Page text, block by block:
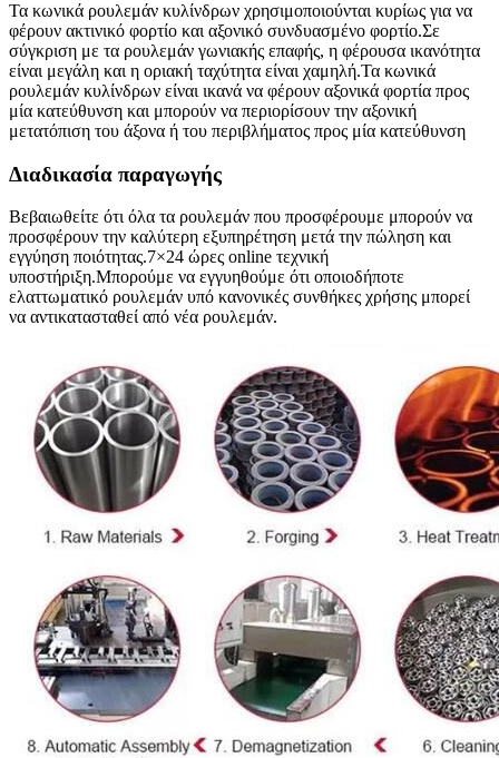
Τα κωνικά ρουλεμάν κυλίνδρων χρησιμοποιούνται κυρίως για να
φέρουν ακτινικό φορτίο και αξονικό συνδυασμένο φορτίο.Σε
σύγκριση με τα ρουλεμάν γωνιακής επαφής, η φέρουσα ικανότητα
είναι μεγάλη και η οριακή ταχύτητα είναι χαμηλή.Τα κωνικά
ρουλεμάν κυλίνδρων είναι ικανά να φέρουν αξονικά φορτία προς
μία κατεύθυνση και μπορούν να περιορίσουν την αξονική
μετατόπιση του άξονα ή του περιβλήματος προς μία κατεύθυνση
Διαδικασία παραγωγής
Βεβαιωθείτε ότι όλα τα ρουλεμάν που προσφέρουμε μπορούν να
προσφέρουν την καλύτερη εξυπηρέτηση μετά την πώληση και
εγγύηση ποιότητας.7×24 ώρες online τεχνική
υποστήριξη.Μπορούμε να εγγυηθούμε ότι οποιοδήποτε
ελαττωματικό ρουλεμάν υπό κανονικές συνθήκες χρήσης μπορεί
να αντικατασταθεί από νέα ρουλεμάν.